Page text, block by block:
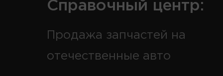
Справочный центр:
Продажа запчастей на
отечественные авто